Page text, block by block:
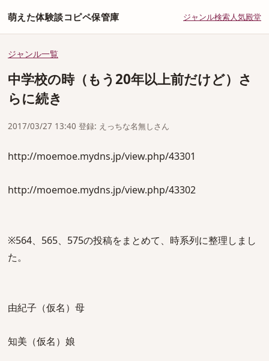
萌えた体験談コピペ保管庫 ジャンル検索人気殿堂
ジャンル一覧
中学校の時（もう20年以上前だけど）さ
らに続き
2017/03/27 13:40 登録: えっちな名無しさん
http://moemoe.mydns.jp/view.php/43301
http://moemoe.mydns.jp/view.php/43302
※564、565、575の投稿をまとめて、時系列に整理しまし
た。
由紀子（仮名）母
知美（仮名）娘